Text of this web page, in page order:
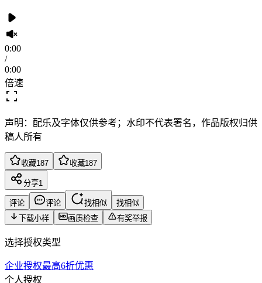
0:00
/
0:00
倍速
声明：配乐及字体仅供参考；水印不代表署名，作品版权归供
稿人所有
收藏187 收藏187
分享1
评论 评论 找相似
找相似
下载小样
画质检查 有奖举报
选择授权类型
企业授权最高6折优惠
个人授权